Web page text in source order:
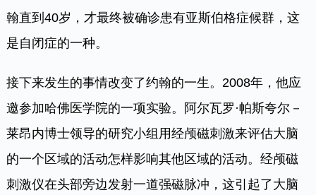
翰直到40岁，才最终被确诊患有亚斯伯格症候群，这
是自闭症的一种。
接下来发生的事情改变了约翰的一生。2008年，他应
邀参加哈佛医学院的一项实验。阿尔瓦罗·帕斯夸尔－
莱昂内博士领导的研究小组用经颅磁刺激来评估大脑
的一个区域的活动怎样影响其他区域的活动。经颅磁
刺激仪在头部旁边发射一道强磁脉冲，这引起了大脑